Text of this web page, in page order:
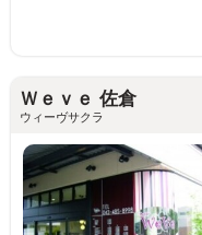
Ｗｅｖｅ 佐倉
ウィーヴサクラ